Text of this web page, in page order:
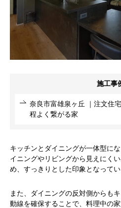
施工事
奈良市富雄泉ヶ丘 ｜注文住
程よく繋がる家
キッチンとダイニングが一体型に
イニングやリビングから見えにく
め、すっきりとした印象となってい
また、ダイニングの反対側からも
動線を確保することで、料理中の